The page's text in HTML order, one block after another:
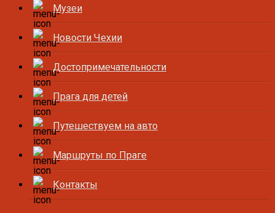
Музеи
Новости Чехии
Достопримечательности
Прага для детей
Путешествуем на авто
Маршруты по Праге
Контакты